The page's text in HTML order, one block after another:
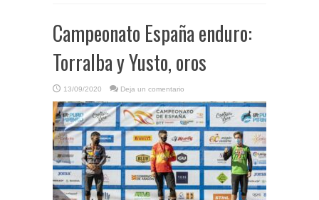
Campeonato España enduro:
Torralba y Yusto, oros
13/09/2020 Deja un comentario